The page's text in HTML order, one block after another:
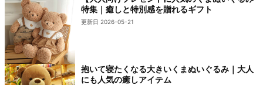
特集｜癒しと特別感を贈れるギフト
更新日 2026-05-21
抱いて寝たくなる大きいくまぬいぐるみ｜大人
にも人気の癒しアイテム